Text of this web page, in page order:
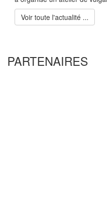
Voir toute l'actualité ...
PARTENAIRES